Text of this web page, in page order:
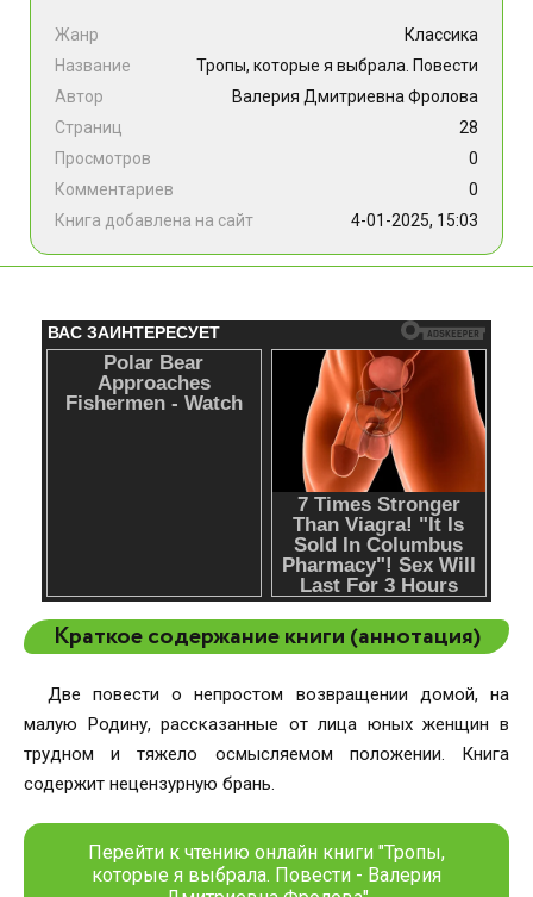
Жанр
Классика
Название
Тропы, которые я выбрала. Повести
Автор
Валерия Дмитриевна Фролова
Страниц
28
Просмотров
0
Комментариев
0
Книга добавлена на сайт
4-01-2025, 15:03
Краткое содержание книги (аннотация)
Две повести о непростом возвращении домой, на
малую Родину, рассказанные от лица юных женщин в
трудном и тяжело осмысляемом положении. Книга
содержит нецензурную брань.
Перейти к чтению онлайн книги "Тропы,
которые я выбрала. Повести - Валерия